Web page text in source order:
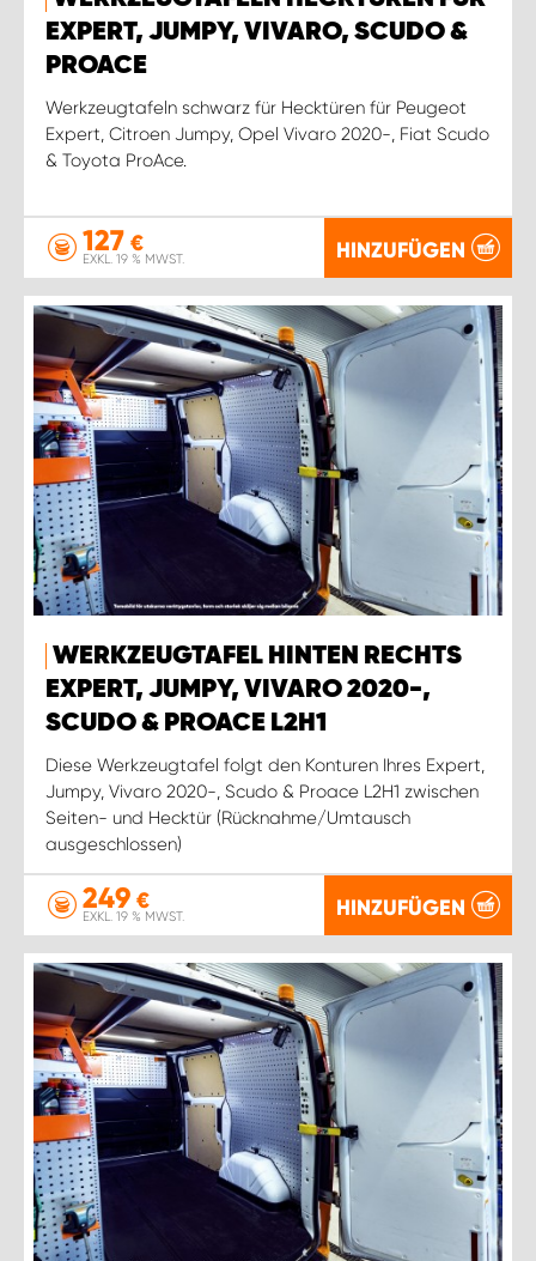
EXPERT, JUMPY, VIVARO, SCUDO &
PROACE
Werkzeugtafeln schwarz für Hecktüren für Peugeot
Expert, Citroen Jumpy, Opel Vivaro 2020-, Fiat Scudo
& Toyota ProAce.
127 €
EXKL. 19 % MWST. HINZUFÜGEN
WERKZEUGTAFEL HINTEN RECHTS
EXPERT, JUMPY, VIVARO 2020-,
SCUDO & PROACE L2H1
Diese Werkzeugtafel folgt den Konturen Ihres Expert,
Jumpy, Vivaro 2020-, Scudo & Proace L2H1 zwischen
Seiten- und Hecktür (Rücknahme/Umtausch
ausgeschlossen)
249 €
EXKL. 19 % MWST. HINZUFÜGEN
WORK SYSTEM STUTTGART